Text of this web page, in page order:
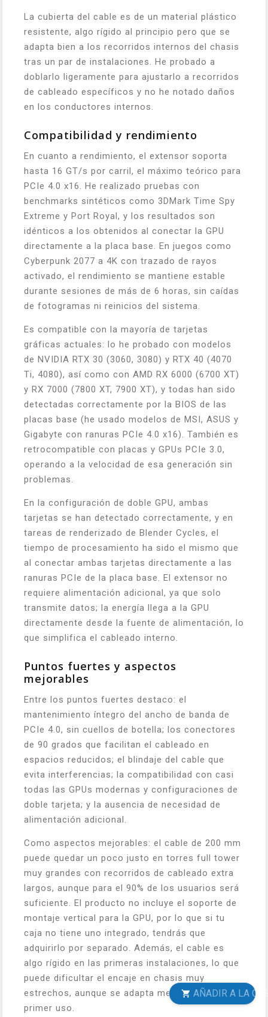
La cubierta del cable es de un material plástico
resistente, algo rígido al principio pero que se
adapta bien a los recorridos internos del chasis
tras un par de instalaciones. He probado a
doblarlo ligeramente para ajustarlo a recorridos
de cableado específicos y no he notado daños
en los conductores internos.
Compatibilidad y rendimiento
En cuanto a rendimiento, el extensor soporta
hasta 16 GT/s por carril, el máximo teórico para
PCIe 4.0 x16. He realizado pruebas con
benchmarks sintéticos como 3DMark Time Spy
Extreme y Port Royal, y los resultados son
idénticos a los obtenidos al conectar la GPU
directamente a la placa base. En juegos como
Cyberpunk 2077 a 4K con trazado de rayos
activado, el rendimiento se mantiene estable
durante sesiones de más de 6 horas, sin caídas
de fotogramas ni reinicios del sistema.
Es compatible con la mayoría de tarjetas
gráficas actuales: lo he probado con modelos
de NVIDIA RTX 30 (3060, 3080) y RTX 40 (4070
Ti, 4080), así como con AMD RX 6000 (6700 XT)
y RX 7000 (7800 XT, 7900 XT), y todas han sido
detectadas correctamente por la BIOS de las
placas base (he usado modelos de MSI, ASUS y
Gigabyte con ranuras PCIe 4.0 x16). También es
retrocompatible con placas y GPUs PCIe 3.0,
operando a la velocidad de esa generación sin
problemas.
En la configuración de doble GPU, ambas
tarjetas se han detectado correctamente, y en
tareas de renderizado de Blender Cycles, el
tiempo de procesamiento ha sido el mismo que
al conectar ambas tarjetas directamente a las
ranuras PCIe de la placa base. El extensor no
requiere alimentación adicional, ya que solo
transmite datos; la energía llega a la GPU
directamente desde la fuente de alimentación, lo
que simplifica el cableado interno.
Puntos fuertes y aspectos
mejorables
Entre los puntos fuertes destaco: el
mantenimiento íntegro del ancho de banda de
PCIe 4.0, sin cuellos de botella; los conectores
de 90 grados que facilitan el cableado en
espacios reducidos; el blindaje del cable que
evita interferencias; la compatibilidad con casi
todas las GPUs modernas y configuraciones de
doble tarjeta; y la ausencia de necesidad de
alimentación adicional.
Como aspectos mejorables: el cable de 200 mm
puede quedar un poco justo en torres full tower
muy grandes con recorridos de cableado extra
largos, aunque para el 90% de los usuarios será
suficiente. El producto no incluye el soporte de
montaje vertical para la GPU, por lo que si tu
caja no tiene uno integrado, tendrás que
adquirirlo por separado. Además, el cable es
algo rígido en las primeras instalaciones, lo que
puede dificultar el encaje en chasis muy
estrechos, aunque se adapta mejor tras el
primer uso.
AÑADIR A LA CESTA